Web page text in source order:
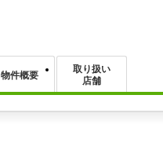
物件概要
取り扱い
店舗